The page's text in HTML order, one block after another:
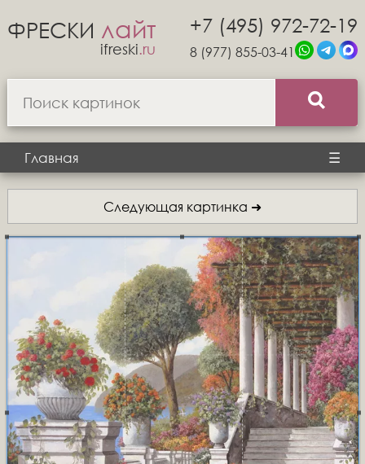
ФРЕСКИ лайт
ifreski.ru
+7 (495) 972-72-19
8 (977) 855-03-41
Главная ☰
Следующая картинка ➜